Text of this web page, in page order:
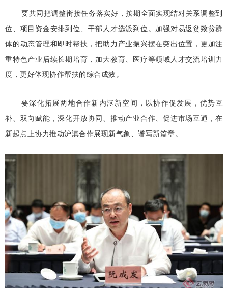
要共同把调整衔接任务落实好，按期全面实现结对关系调整到
位、项目资金安排到位、干部人才选派到位。加强对易返贫致贫群
体的动态管理和即时帮扶，把助力产业振兴摆在突出位置，更加注
重特色产业后续长期培育，加大教育、医疗等领域人才交流培训力
度，更好体现协作帮扶的综合成效。
要深化拓展两地合作新内涵新空间，以协作促发展，优势互
补、双向赋能，深化开放协同、推动产业合作、促进市场互通，在
新起点上协力推动沪滇合作展现新气象、谱写新篇章。